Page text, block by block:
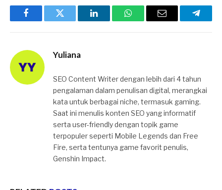
FacebookTwitter LinkedInWhatsAppEmail
Yuliana
SEO Content Writer dengan lebih dari 4 tahun
pengalaman dalam penulisan digital, merangkai
kata untuk berbagai niche, termasuk gaming.
Saat ini menulis konten SEO yang informatif
serta user-friendly dengan topik game
terpopuler seperti Mobile Legends dan Free
Fire, serta tentunya game favorit penulis,
Genshin Impact.